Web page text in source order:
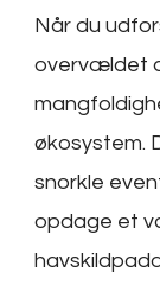
Når du
overvældet
økosystem.
snorkle
opdage et